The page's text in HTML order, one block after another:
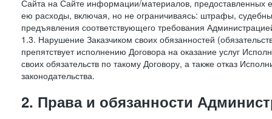
Сайта на Сайте информации/материалов, предоставленных
ею расходы, включая, но не ограничиваясь: штрафы,
предъявления соответствующего требования
1.3. Нарушение Заказчиком своих обязанностей
препятствует исполнению Договора на оказание услуг
своих обязательств по такому Договору, а также отказ
законодательства.
2. Права и обязанности